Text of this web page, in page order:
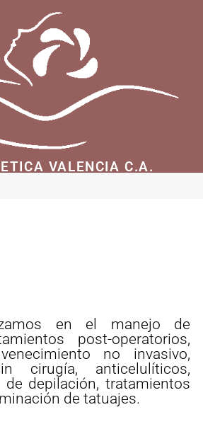
VALENCIA C.A.
en el manejo de
post-operatorios,
no invasivo,
cirugía, anticelulíticos,
de depilación, tratamientos
de tatuajes.